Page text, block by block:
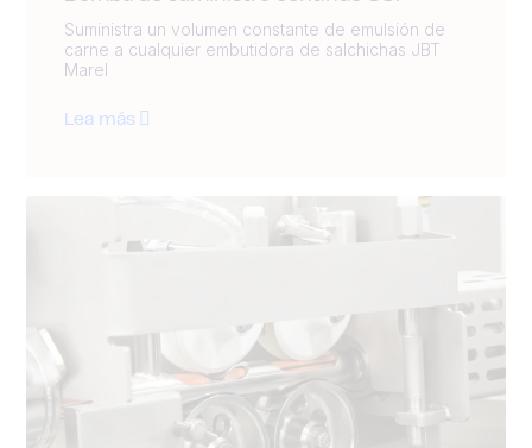
Suministra un volumen constante de emulsión de
carne a cualquier embutidora de salchichas JBT
Marel
Lea más